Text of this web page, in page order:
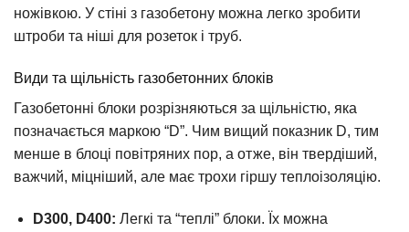
ножівкою. У стіні з газобетону можна легко зробити
штроби та ніші для розеток і труб.
Види та щільність газобетонних блоків
Газобетонні блоки розрізняються за щільністю, яка
позначається маркою “D”. Чим вищий показник D, тим
менше в блоці повітряних пор, а отже, він твердіший,
важчий, міцніший, але має трохи гіршу теплоізоляцію.
D300, D400: Легкі та “теплі” блоки. Їх можна